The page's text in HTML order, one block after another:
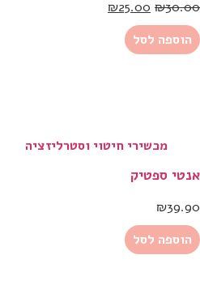
₪30.00
₪25.00
הוספה לסל
מכשירי חיטוי וסטרליזציה
אנטי ספטיק
₪39.90
הוספה לסל